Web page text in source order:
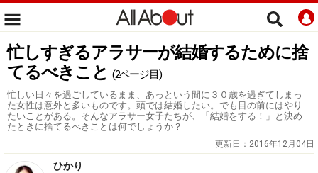
忙しすぎるアラサーが結婚するために捨
てるべきこと (2ページ目)
忙しい日々を過ごしているまま、あっという間に３０歳を過ぎてしまっ
た女性は意外と多いものです。頭では結婚したい。でも目の前にはやり
たいことがある。そんなアラサー女子たちが、「結婚をする！」と決め
たときに捨てるべきことは何でしょうか？
更新日： 2016年12月04日
ひかり